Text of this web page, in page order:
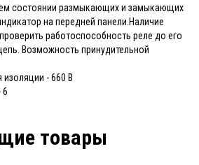
состоянии размыкающих и замыкающих
на передней панели.Наличие
работоспособность реле до его
Возможность принудительной
- 660 В
6
товары